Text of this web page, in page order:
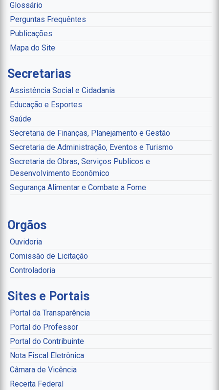
Glossário
Perguntas Frequêntes
Publicações
Mapa do Site
Secretarias
Assistência Social e Cidadania
Educação e Esportes
Saúde
Secretaria de Finanças, Planejamento e Gestão
Secretaria de Administração, Eventos e Turismo
Secretaria de Obras, Serviços Publicos e
Desenvolvimento Econômico
Segurança Alimentar e Combate a Fome
Orgãos
Ouvidoria
Comissão de Licitação
Controladoria
Sites e Portais
Portal da Transparência
Portal do Professor
Portal do Contribuinte
Nota Fiscal Eletrônica
Câmara de Vicência
Receita Federal